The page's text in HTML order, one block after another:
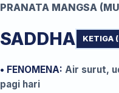
PRANATA MANGSA
SADDHA KETIGA
• FENOMENA: Air surut,
pagi hari